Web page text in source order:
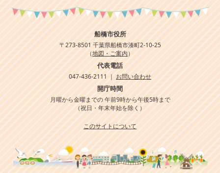
船橋市役所
〒273-8501 千葉県船橋市湊町2-10-25
（地図・ご案内）
代表電話
047-436-2111 ｜ お問い合わせ
開庁時間
月曜から金曜までの 午前9時から午後5時まで
（祝日・年末年始を除く）
このサイトについて